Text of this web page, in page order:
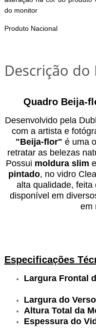
do monitor
Produto Nacional
Descrição
Quadro Beija-
Desenvolvido pela
com a artista e
"Beija-flor" é uma
retratar as belezas
Possui moldura slim
pintado, no vidro
alta qualidade,
disponível em
em
Especificações
Largura Frontal
Largura do
Altura Total da
Espessura do